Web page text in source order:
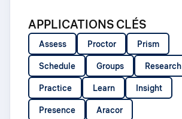
APPLICATIONS CLÉS
Assess Proctor Prism
Schedule Groups Research
Practice Learn Insight
Presence Aracor